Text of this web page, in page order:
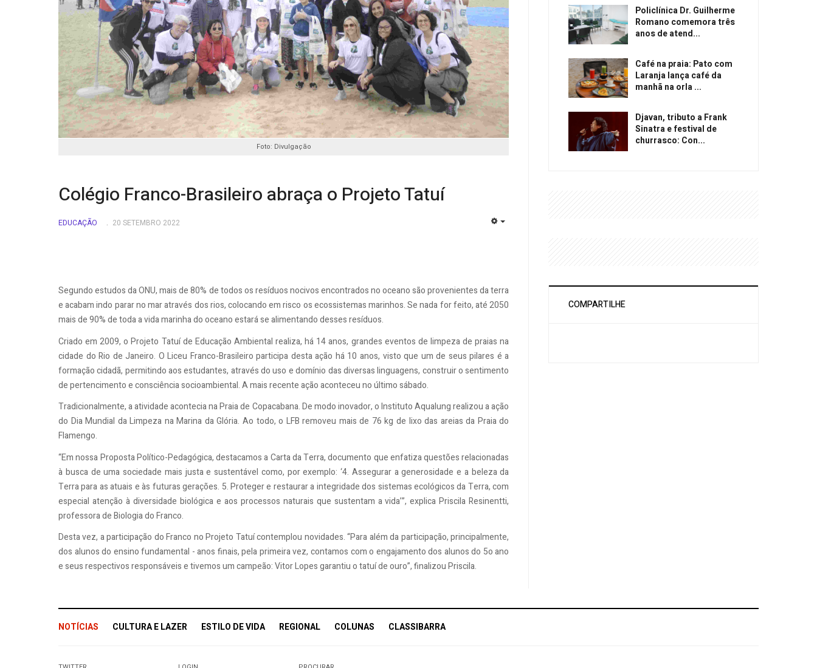
Foto: Divulgação
Colégio Franco-Brasileiro abraça o Projeto Tatuí
EDUCAÇÃO 20 SETEMBRO 2022
Segundo estudos da ONU, mais de 80% de todos os resíduos nocivos encontrados no oceano são provenientes da terra
e acabam indo parar no mar através dos rios, colocando em risco os ecossistemas marinhos. Se nada for feito, até 2050
mais de 90% de toda a vida marinha do oceano estará se alimentando desses resíduos.
Criado em 2009, o Projeto Tatuí de Educação Ambiental realiza, há 14 anos, grandes eventos de limpeza de praias na
cidade do Rio de Janeiro. O Liceu Franco-Brasileiro participa desta ação há 10 anos, visto que um de seus pilares é a
formação cidadã, permitindo aos estudantes, através do uso e domínio das diversas linguagens, construir o sentimento
de pertencimento e consciência socioambiental. A mais recente ação aconteceu no último sábado.
Tradicionalmente, a atividade acontecia na Praia de Copacabana. De modo inovador, o Instituto Aqualung realizou a ação
do Dia Mundial da Limpeza na Marina da Glória. Ao todo, o LFB removeu mais de 76 kg de lixo das areias da Praia do
Flamengo.
“Em nossa Proposta Político-Pedagógica, destacamos a Carta da Terra, documento que enfatiza questões relacionadas
à busca de uma sociedade mais justa e sustentável como, por exemplo: ‘4. Assegurar a generosidade e a beleza da
Terra para as atuais e às futuras gerações. 5. Proteger e restaurar a integridade dos sistemas ecológicos da Terra, com
especial atenção à diversidade biológica e aos processos naturais que sustentam a vida’”, explica Priscila Resinentti,
professora de Biologia do Franco.
Desta vez, a participação do Franco no Projeto Tatuí contemplou novidades. “Para além da participação, principalmente,
dos alunos do ensino fundamental - anos finais, pela primeira vez, contamos com o engajamento dos alunos do 5o ano
e seus respectivos responsáveis e tivemos um campeão: Vitor Lopes garantiu o tatuí de ouro”, finalizou Priscila.
Policlínica Dr. Guilherme
Romano comemora três
anos de atend...
Café na praia: Pato com
Laranja lança café da
manhã na orla ...
Djavan, tributo a Frank
Sinatra e festival de
churrasco: Con...
COMPARTILHE
NOTÍCIAS CULTURA E LAZER ESTILO DE VIDA REGIONAL COLUNAS CLASSIBARRA